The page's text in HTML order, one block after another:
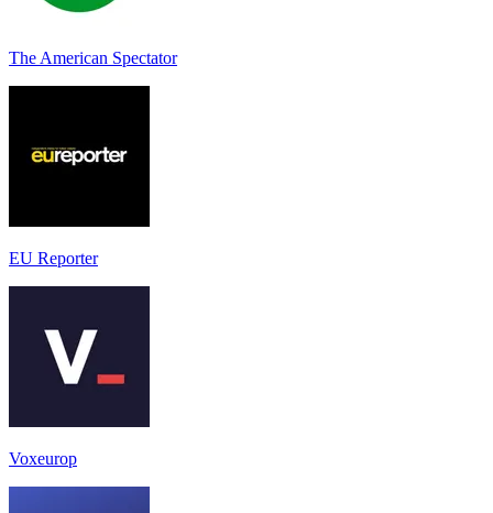
The American Spectator
EU Reporter
Voxeurop